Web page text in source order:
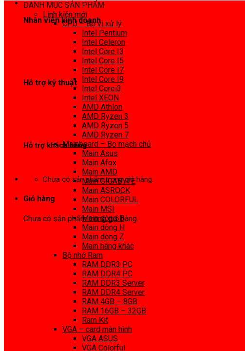
Nhân viên kinh doanh
Hỗ trợ kỹ thuật
Hỗ trợ khách hàng
Chưa có sản phẩm trong giỏ hàng.
Giỏ hàng
Chưa có sản phẩm trong giỏ hàng.
DANH MỤC SẢN PHẨM
Linh kiện mới
CPU – Bộ vi xử lý
Intel Pentium
Intel Celeron
Intel Core I3
Intel Core I5
Intel Core I7
Intel Core I9
Intel Corei3
Intel XEON
AMD Athlon
AMD Ryzen 3
AMD Ryzen 5
AMD Ryzen 7
Mainboard – Bo mạch chủ
Main Asus
Main Afox
Main AMD
Main GIGABYTE
Main ASROCK
Main COLORFUL
Main MSI
Main dòng B
Main dòng H
Main dòng Z
Main hãng khác
Bộ nhớ Ram
RAM DDR3 PC
RAM DDR4 PC
RAM DDR3 Server
RAM DDR4 Server
RAM 4GB – 8GB
RAM 16GB – 32GB
Ram Kit
VGA – card màn hình
VGA ASUS
VGA Colorful